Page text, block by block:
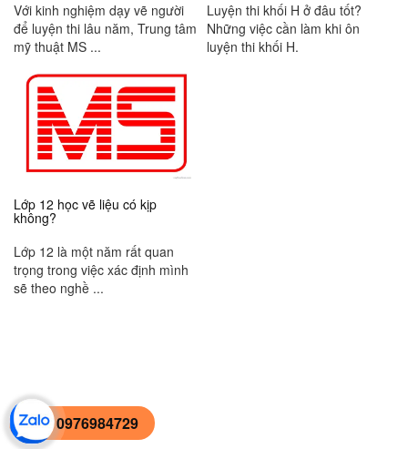
Với kinh nghiệm dạy vẽ người
để luyện thi lâu năm, Trung tâm
mỹ thuật MS ...
Luyện thi khối H ở đâu tốt?
Những việc cần làm khi ôn
luyện thi khối H.
Lớp 12 học vẽ liệu có kịp
không?
Lớp 12 là một năm rất quan
trọng trong việc xác định mình
sẽ theo nghề ...
0976984729